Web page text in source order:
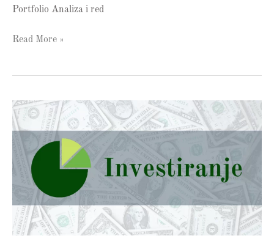
Portfolio Analiza i red
Read More »
Kraj
za
Fund!?
informacije